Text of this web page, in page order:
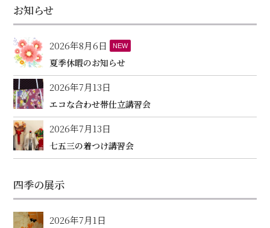
お知らせ
2026年8月6日 NEW
夏季休暇のお知らせ
2026年7月13日
エコな合わせ帯仕立講習会
2026年7月13日
七五三の着つけ講習会
四季の展示
2026年7月1日